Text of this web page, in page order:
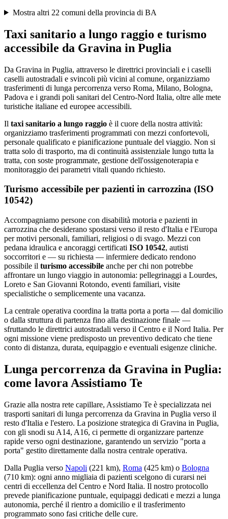
Mostra altri 22 comuni della provincia di BA
Taxi sanitario a lungo raggio e turismo
accessibile da Gravina in Puglia
Da Gravina in Puglia, attraverso le direttrici provinciali e i caselli
caselli autostradali e svincoli più vicini al comune, organizziamo
trasferimenti di lunga percorrenza verso Roma, Milano, Bologna,
Padova e i grandi poli sanitari del Centro-Nord Italia, oltre alle mete
turistiche italiane ed europee accessibili.
Il taxi sanitario a lungo raggio è il cuore della nostra attività:
organizziamo trasferimenti programmati con mezzi confortevoli,
personale qualificato e pianificazione puntuale del viaggio. Non si
tratta solo di trasporto, ma di continuità assistenziale lungo tutta la
tratta, con soste programmate, gestione dell'ossigenoterapia e
monitoraggio dei parametri vitali quando richiesto.
Turismo accessibile per pazienti in carrozzina (ISO
10542)
Accompagniamo persone con disabilità motoria e pazienti in
carrozzina che desiderano spostarsi verso il resto d'Italia e l'Europa
per motivi personali, familiari, religiosi o di svago. Mezzi con
pedana idraulica e ancoraggi certificati ISO 10542, autisti
soccorritori e — su richiesta — infermiere dedicato rendono
possibile il turismo accessibile anche per chi non potrebbe
affrontare un lungo viaggio in autonomia: pellegrinaggi a Lourdes,
Loreto e San Giovanni Rotondo, eventi familiari, visite
specialistiche o semplicemente una vacanza.
La centrale operativa coordina la tratta porta a porta — dal domicilio
o dalla struttura di partenza fino alla destinazione finale —
sfruttando le direttrici autostradali verso il Centro e il Nord Italia. Per
ogni missione viene predisposto un preventivo dedicato che tiene
conto di distanza, durata, equipaggio e eventuali esigenze cliniche.
Lunga percorrenza da Gravina in Puglia:
come lavora Assistiamo Te
Grazie alla nostra rete capillare, Assistiamo Te è specializzata nei
trasporti sanitari di lunga percorrenza da Gravina in Puglia verso il
resto d'Italia e l'estero. La posizione strategica di Gravina in Puglia,
con gli snodi su A14, A16, ci permette di organizzare partenze
rapide verso ogni destinazione, garantendo un servizio "porta a
porta" gestito direttamente dalla nostra centrale operativa.
Dalla Puglia verso Napoli (221 km), Roma (425 km) o Bologna
(710 km): ogni anno migliaia di pazienti scelgono di curarsi nei
centri di eccellenza del Centro e Nord Italia. Il nostro protocollo
prevede pianificazione puntuale, equipaggi dedicati e mezzi a lunga
autonomia, perché il rientro a domicilio e il trasferimento
programmato sono fasi critiche delle cure.